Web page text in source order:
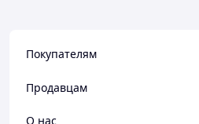
Покупателям
Продавцам
О нас